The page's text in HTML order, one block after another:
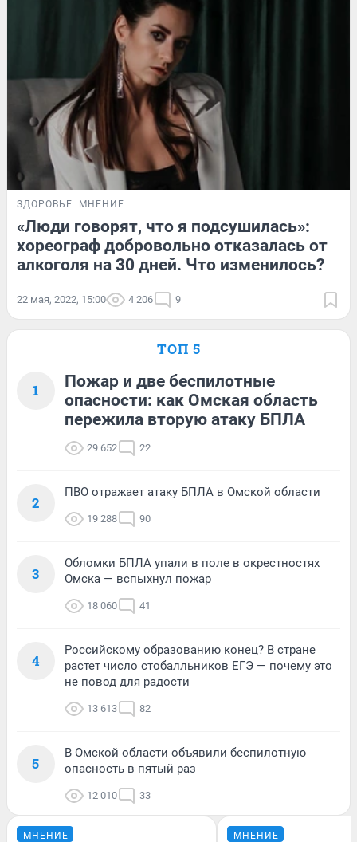
ЗДОРОВЬЕ МНЕНИЕ
«Люди говорят, что я подсушилась»:
хореограф добровольно отказалась от
алкоголя на 30 дней. Что изменилось?
22 мая, 2022, 15:00 4 206 9
ТОП 5
1
Пожар и две беспилотные
опасности: как Омская область
пережила вторую атаку БПЛА
29 652 22
2
ПВО отражает атаку БПЛА в Омской области
19 288 90
3
Обломки БПЛА упали в поле в окрестностях
Омска — вспыхнул пожар
18 060 41
4
Российскому образованию конец? В стране
растет число стобалльников ЕГЭ — почему это
не повод для радости
13 613 82
5
В Омской области объявили беспилотную
опасность в пятый раз
12 010 33
МНЕНИЕ МНЕНИЕ